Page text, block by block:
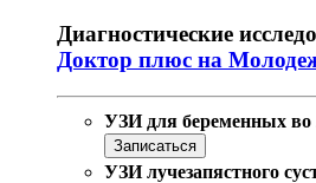
Диагностические
Доктор плюс на
УЗИ для беременных во
Записаться
УЗИ лучезапястного